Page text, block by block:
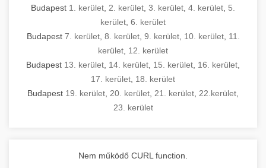
Budapest 1. kerület 2. kerület 3. kerület 4. kerület 5.
kerület 6. kerület
Budapest 7. kerület, 8. kerület, 9. kerület, 10. kerület, 11.
kerület 12. kerület
Budapest 13. kerület 14. kerület 15. kerület 16. kerület
17. kerület 18. kerület
Budapest 19. kerület 20. kerület 21. kerület 22.kerület
23. kerület
Nem működő CURL function.